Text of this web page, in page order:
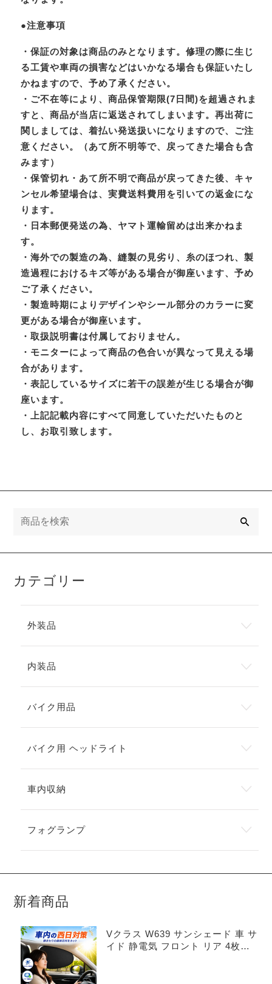
●注意事項
・保証の対象は商品のみとなります。修理の際に生じ
る工賃や車両の損害などはいかなる場合も保証いたし
かねますので、予め了承ください。
・ご不在等により、商品保管期限(7日間)を超過されま
すと、商品が当店に返送されてしまいます。再出荷に
関しましては、着払い発送扱いになりますので、ご注
意ください。（あて所不明等で、戻ってきた場合も含
みます）
・保管切れ・あて所不明で商品が戻ってきた後、キャ
ンセル希望場合は、実費送料費用を引いての返金にな
ります。
・日本郵便発送の為、ヤマト運輸留めは出来かねま
す。
・海外での製造の為、縫製の見劣り、糸のほつれ、製
造過程におけるキズ等がある場合が御座います、予め
ご了承ください。
・製造時期によりデザインやシール部分のカラーに変
更がある場合が御座います。
・取扱説明書は付属しておりません。
・モニターによって商品の色合いが異なって見える場
合があります。
・表記しているサイズに若干の誤差が生じる場合が御
座います。
・上記記載内容にすべて同意していただいたものと
し、お取引致します。
カテゴリー
外装品
内装品
バイク用品
バイク用 ヘッドライト
車内収納
フォグランプ
新着商品
Vクラス W639 サンシェード 車 サ
イド 静電気 フロント リア 4枚セ